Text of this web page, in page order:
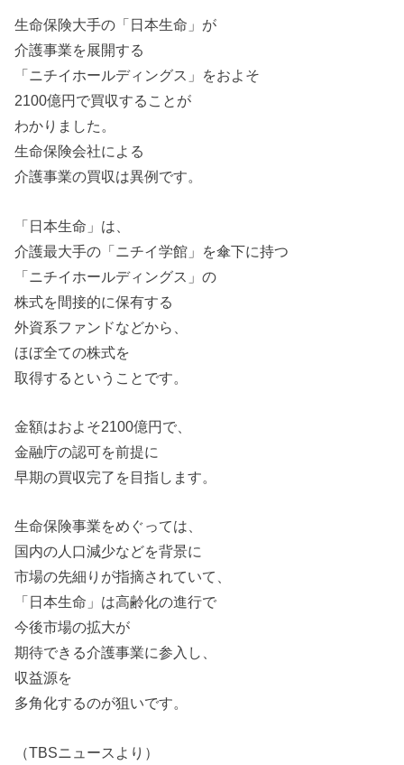
生命保険大手の 「日本生命 」 が
介護事業を展開する
「ニチイ ホールディングス」 をおよそ
2100億円で買収すること が
わかりました。
生命保険会社による
介護事業の買収は異例です。
「日本生命 」は、
介護最大手の 「 ニチイ学館」 を傘下に持つ
「 ニチイ ホールディングス」の
株式を間接的に保有する
外資系ファンドなどから、
ほぼ全ての株式を
取得するということです。
金額はおよそ2100億円で、
金融庁の認可を前提に
早期の買収完了 を目指します。
生命保険事業をめぐっては、
国内の 人口減少などを背景に
市場の先細り が指摘されていて、
「 日本生命 」は高齢化の進行で
今後市場の拡大が
期待できる介護事業に参入し、
収益源を
多角化するのが狙いです。
（TBSニュースより）